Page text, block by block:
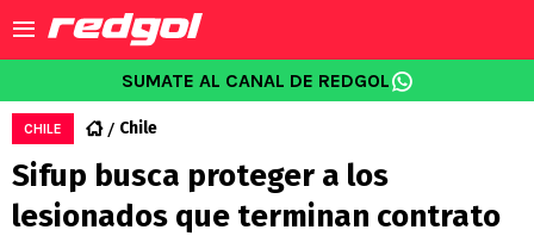
SUMATE AL CANAL DE REDGOL
CHILE Chile
Sifup busca proteger a los
lesionados que terminan contrato